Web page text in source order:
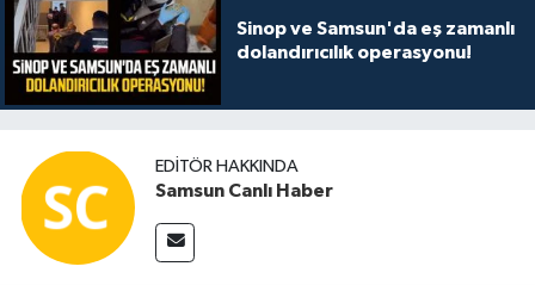
Sinop ve Samsun'da eş zamanlı
dolandırıcılık operasyonu!
EDITÖR HAKKINDA
Samsun Canlı Haber